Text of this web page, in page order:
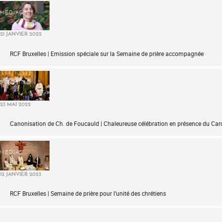
MÉDIAS
21 JANVIER 2022
RCF Bruxelles | Emission spéciale sur la Semaine de prière accompagnée
EXPOSITION
23 MAI 2022
Canonisation de Ch. de Foucauld | Chaleureuse célébration en présence du
MÉDIAS
12 JANVIER 2023
RCF Bruxelles | Semaine de prière pour l’unité des chrétiens